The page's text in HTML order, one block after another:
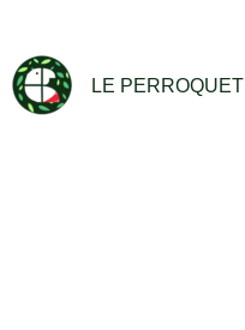
contenu
LE PERROQUET